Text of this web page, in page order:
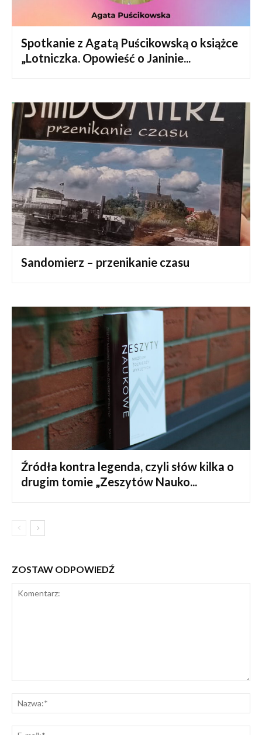
Spotkanie z Agatą Puścikowską o książce
„Lotniczka. Opowieść o Janinie...
Sandomierz – przenikanie czasu
Źródła kontra legenda, czyli słów kilka o
drugim tomie „Zeszytów Nauko...
ZOSTAW ODPOWIEDŹ